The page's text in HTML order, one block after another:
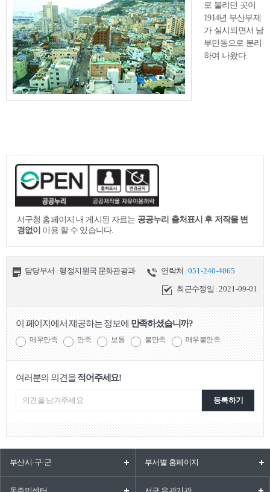
로 불리던 곳이
1914년 부산부제
가 실시되면서 남
부민동으로 분리
하여 나왔다.
서구청 홈페이지 내 게시된 자료는 공공누리 출처표시 후 저작물 변
경없이 이용 할 수 있습니다.
담당부서 : 행정지원국 문화관광과 연락처 :051-240-4065
최근수정일 : 2021-09-01
이 페이지에서 제공하는 정보에 만족하셨습니까?
매우만족 만족 보통 불만족 매우불만족
여러분의 의견을적어주세요!
등록하기
부산시·구·군 부서별 홈페이지